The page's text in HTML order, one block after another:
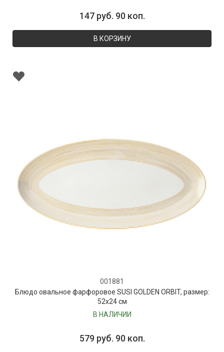
147 руб. 90 коп.
В КОРЗИНУ
001881
Блюдо овальное фарфоровое SUSI GOLDEN ORBIT, размер:
52х24 см
В НАЛИЧИИ
579 руб. 90 коп.